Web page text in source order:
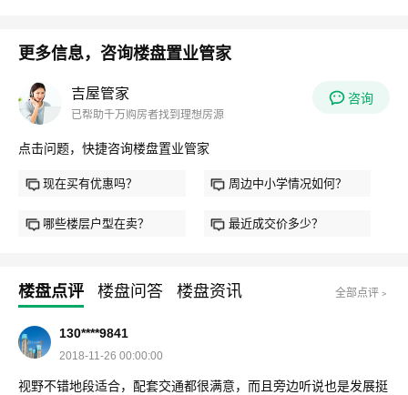
更多信息，咨询楼盘置业管家
吉屋管家
已帮助千万购房者找到理想房源
咨询
点击问题，快捷咨询楼盘置业管家
现在买有优惠吗？ 周边中小学情况如何？
哪些楼层户型在卖？ 最近成交价多少？
楼盘点评 楼盘问答 楼盘资讯 全部点评﹥
130****9841
2018-11-26 00:00:00
视野不错地段适合，配套交通都很满意，而且旁边听说也是发展挺